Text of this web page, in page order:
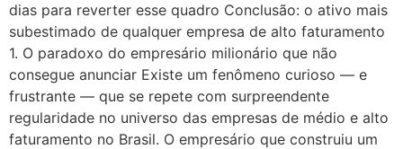
dias para reverter esse quadro Conclusão: o ativo mais
subestimado de qualquer empresa de alto faturamento
1. O paradoxo do empresário milionário que não
consegue anunciar Existe um fenômeno curioso — e
frustrante — que se repete com surpreendente
regularidade no universo das empresas de médio e alto
faturamento no Brasil. O empresário que construiu um